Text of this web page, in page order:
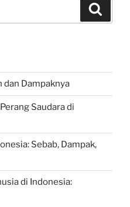
dan Dampaknya
Saudara di
Sebab, Dampak,
di Indonesia: